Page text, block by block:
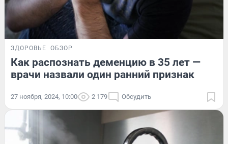
ЗДОРОВЬЕ ОБЗОР
Как распознать деменцию в 35 лет —
врачи назвали один ранний признак
27 ноября, 2024, 10:00 2 179 Обсудить